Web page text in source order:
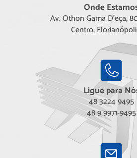
Onde
Av. Othon Gama D'eça,
Centro,
Ligue para
48 3224 9495
48 9 9971-9495